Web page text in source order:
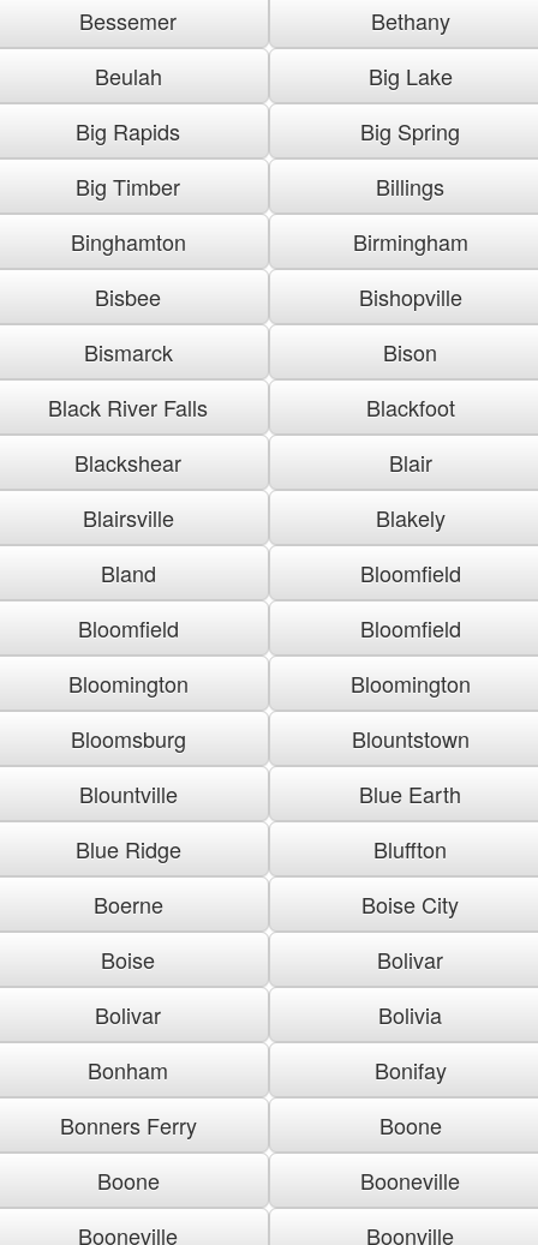
Bessemer
Bethany
Beulah
Big Lake
Big Rapids
Big Spring
Big Timber
Billings
Binghamton
Birmingham
Bisbee
Bishopville
Bismarck
Bison
Black River Falls
Blackfoot
Blackshear
Blair
Blairsville
Blakely
Bland
Bloomfield
Bloomfield
Bloomfield
Bloomington
Bloomington
Bloomsburg
Blountstown
Blountville
Blue Earth
Blue Ridge
Bluffton
Boerne
Boise City
Boise
Bolivar
Bolivar
Bolivia
Bonham
Bonifay
Bonners Ferry
Boone
Boone
Booneville
Booneville
Boonville